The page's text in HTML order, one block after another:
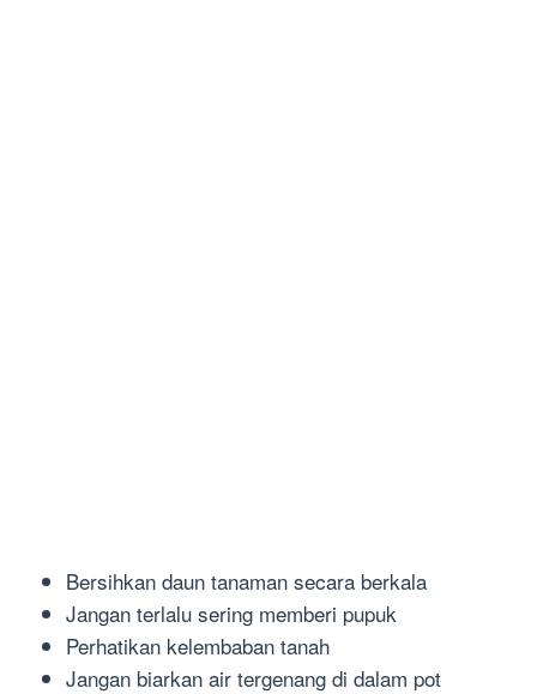
Bersihkan daun tanaman secara berkala
Jangan terlalu sering memberi pupuk
Perhatikan kelembaban tanah
Jangan biarkan air tergenang di dalam pot